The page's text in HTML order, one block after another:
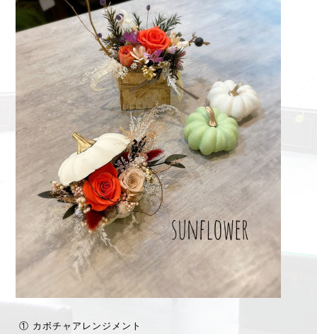
① カボチャアレンジメント